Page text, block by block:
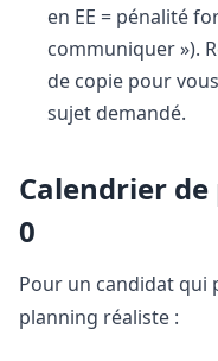
en EE = pénalité
communiquer »).
de copie pour
sujet demandé.
Calendrier
0
Pour un candidat qui
planning réaliste :